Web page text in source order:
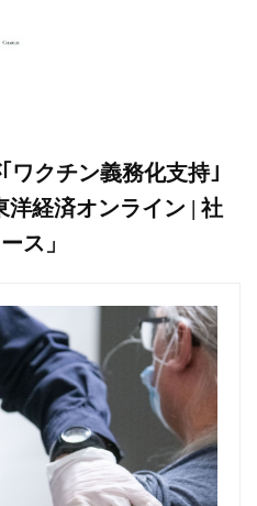
ワクチン義務化支持｣
洋経済オンライン | 社
ス」